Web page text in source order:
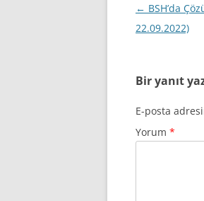
Yazı
dolaşımı
← BSH’da
22.09.2022)
Bir yanıt
E-posta
Yorum *